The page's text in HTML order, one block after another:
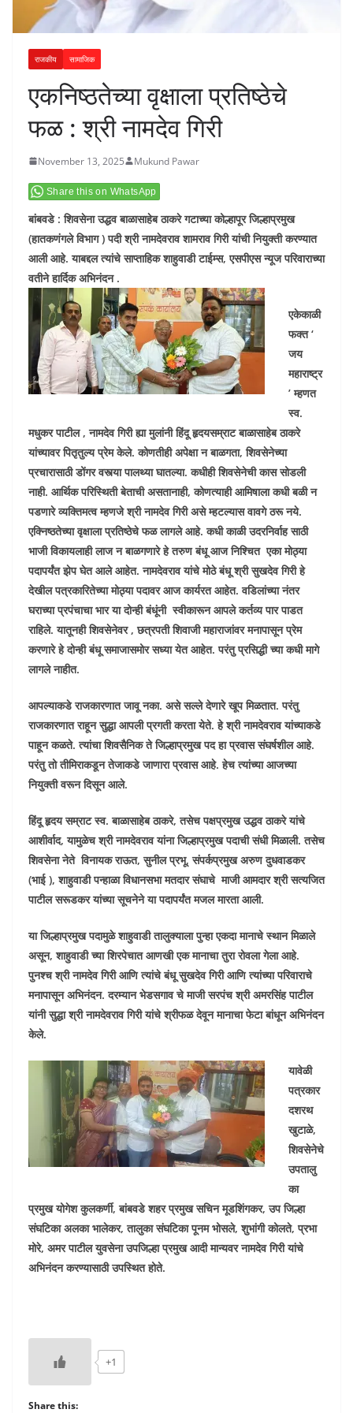
राजकीय सामाजिक
एकनिष्ठतेच्या वृक्षाला प्रतिष्ठेचे
फळ : श्री नामदेव गिरी
November 13, 2025 Mukund Pawar
Share this on WhatsApp
बांबवडे : शिवसेना उद्धव बाळासाहेब ठाकरे गटाच्या कोल्हापूर जिल्हाप्रमुख
(हातकणंगले विभाग ) पदी श्री नामदेवराव शामराव गिरी यांची नियुक्ती करण्यात
आली आहे. याबद्दल त्यांचे साप्ताहिक शाहुवाडी टाईम्स, एसपीएस न्यूज परिवाराच्या
वतीने हार्दिक अभिनंदन .
एकेकाळी
फक्त ‘
जय
महाराष्ट्र
’ म्हणत
स्व.
मधुकर पाटील , नामदेव गिरी ह्या मुलांनी हिंदू हृदयसम्राट बाळासाहेब ठाकरे
यांच्यावर पितृतुल्य प्रेम केले. कोणतीही अपेक्षा न बाळगता, शिवसेनेच्या
प्रचारासाठी डोंगर वस्त्या पालथ्या घातल्या. कधीही शिवसेनेची कास सोडली
नाही. आर्थिक परिस्थिती बेताची असतानाही, कोणत्याही आमिषाला कधी बळी न
पडणारे व्यक्तिमत्व म्हणजे श्री नामदेव गिरी असे म्हटल्यास वावगे ठरू नये.
एक्निष्ठतेच्या वृक्षाला प्रतिष्ठेचे फळ लागले आहे. कधी काळी उदरनिर्वाह साठी
भाजी विकायलाही लाज न बाळगणारे हे तरुण बंधू आज निश्चित एका मोठ्या
पदापर्यंत झेप घेत आले आहेत. नामदेवराव यांचे मोठे बंधू श्री सुखदेव गिरी हे
देखील पत्रकारितेच्या मोठ्या पदावर आज कार्यरत आहेत. वडिलांच्या नंतर
घराच्या प्रपंचाचा भार या दोन्ही बंधूंनी स्वीकारून आपले कर्तव्य पार पाडत
राहिले. यातूनही शिवसेनेवर , छत्रपती शिवाजी महाराजांवर मनापासून प्रेम
करणारे हे दोन्ही बंधू समाजासमोर सध्या येत आहेत. परंतु प्रसिद्धी च्या कधी मागे
लागले नाहीत.
आपल्याकडे राजकारणात जावू नका. असे सल्ले देणारे खूप मिळतात. परंतु
राजकारणात राहून सुद्धा आपली प्रगती करता येते. हे श्री नामदेवराव यांच्याकडे
पाहून कळते. त्यांचा शिवसैनिक ते जिल्हाप्रमुख पद हा प्रवास संघर्षशील आहे.
परंतु तो तीमिराकडून तेजाकडे जाणारा प्रवास आहे. हेच त्यांच्या आजच्या
नियुक्ती वरून दिसून आले.
हिंदू हृदय सम्राट स्व. बाळासाहेब ठाकरे, तसेच पक्षप्रमुख उद्धव ठाकरे यांचे
आशीर्वाद, यामुळेच श्री नामदेवराव यांना जिल्हाप्रमुख पदाची संधी मिळाली. तसेच
शिवसेना नेते विनायक राऊत, सुनील प्रभू, संपर्कप्रमुख अरुण दुधवाडकर
(भाई ), शाहुवाडी पन्हाळा विधानसभा मतदार संघाचे माजी आमदार श्री सत्यजित
पाटील सरूडकर यांच्या सूचनेने या पदापर्यंत मजल मारता आली.
या जिल्हाप्रमुख पदामुळे शाहुवाडी तालुक्याला पुन्हा एकदा मानाचे स्थान मिळाले
असून, शाहुवाडी च्या शिरपेचात आणखी एक मानाचा तुरा रोवला गेला आहे.
पुनश्च श्री नामदेव गिरी आणि त्यांचे बंधू सुखदेव गिरी आणि त्यांच्या परिवाराचे
मनापासून अभिनंदन. दरम्यान भेडसगाव चे माजी सरपंच श्री अमरसिंह पाटील
यांनी सुद्धा श्री नामदेवराव गिरी यांचे श्रीफळ देवून मानाचा फेटा बांधून अभिनंदन
केले.
यावेळी
पत्रकार
दशरथ
खुटाळे,
शिवसेनेचे
उपतालु
का
प्रमुख योगेश कुलकर्णी, बांबवडे शहर प्रमुख सचिन मूडशिंगकर, उप जिल्हा
संघटिका अलका भालेकर, तालुका संघटिका पूनम भोसले, शुभांगी कोलते, प्रभा
मोरे, अमर पाटील युवसेना उपजिल्हा प्रमुख आदी मान्यवर नामदेव गिरी यांचे
अभिनंदन करण्यासाठी उपस्थित होते.
+1
Share this: